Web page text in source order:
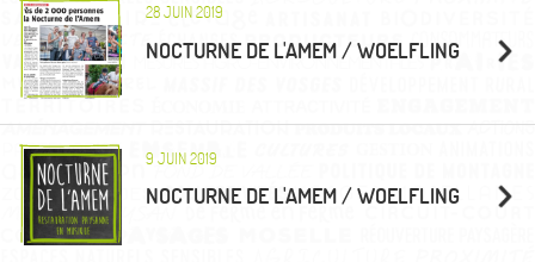
28 JUIN 2019
NOCTURNE DE L'AMEM / WOELFLING
9 JUIN 2019
NOCTURNE DE L'AMEM / WOELFLING